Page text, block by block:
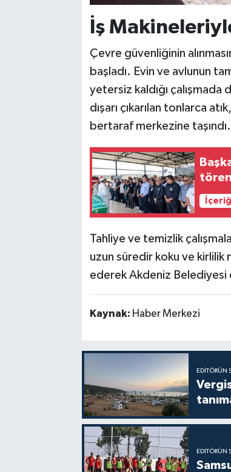
İş
Çevre güvenliğinin
başladı. Evin ve avlunun
yetersiz kaldığı
dışarı çıkarılan tonlarca
bertaraf merkezine taşındı.
Tahliye ve temizlik
uzun süredir koku ve kirlilik
ederek Akdeniz
Kaynak: Haber Merkezi
EDITÖRÜN
EDITÖRÜN